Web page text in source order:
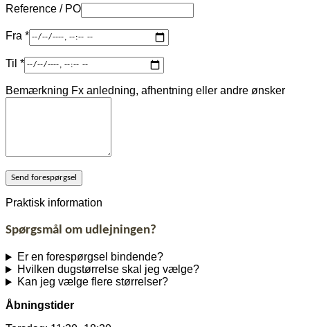
Reference / PO
Fra *
Til *
Bemærkning Fx anledning, afhentning eller andre ønsker
Send forespørgsel
Praktisk information
Spørgsmål om udlejningen?
Er en forespørgsel bindende?
Hvilken dugstørrelse skal jeg vælge?
Kan jeg vælge flere størrelser?
Åbningstider